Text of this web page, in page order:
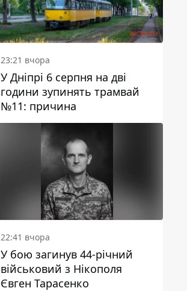
23:21 вчора
У Дніпрі 6 серпня на дві
години зупинять трамвай
№11: причина
22:41 вчора
У бою загинув 44-річний
військовий з Нікополя
Євген Тарасенко